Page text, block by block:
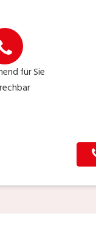
für Sie